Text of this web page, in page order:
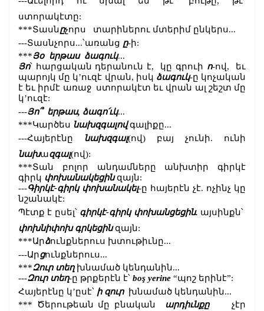
ստորակէտը:
***Տասնըչորս
տարիներու մտերիմ ընկերս...
---Տասնչորս...՝առանց ը-ի:
***Յօ  երթաս ձագուկ...
Յո՝ հարցական դերանուն է,  կը գրուի ո-ով,  եւ
պարոյկ մը կ’ուզէ վրան, իսկ ձագուկ-ը կոչական
է եւ իրմէ առաջ  ստորակէտ եւ վրան ալ շեշտ մը
կ’ուզէ:
---Յո՞  երթաս, ձագո՛ւկ...
***Կարծես նախզգալով գալիքը...
---Հայերէնը
նախզգալ
նախազգալ(ով):
***Տան բոլոր անդամները անխտիր գիրկէ
գիրկ փոխանակեցին զայն:
---Գիրկէ-գիրկ փոխանակել-ը հայերէն չէ. ոչինչ կը
նշանակէ:
Պէտք է ըսել՝ գիրկէ-գիրկ փոխանցեցին.
փոխնիփոխ գրկեցին զայն:
***Արձունքներուս խտութիւնը...
---Արցունքներուս...
***Զուր տեղ խնամած կենդանին...
---Զուր տեղ-ը թրքերէն է՝ boş yerine “պոշ երինէ”:
Հայերէնը կ’ըսէ՝ ի զուր խնամած կենդանին...
*** Ծերութեան մը բնական
արդիւնքը չէր